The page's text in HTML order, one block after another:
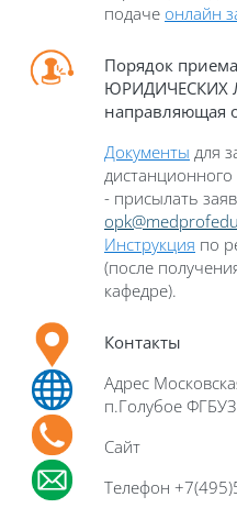
подаче онлайн
Порядок
ЮРИДИЧЕСКИХ
направляющая
Документы для
- присылать
Инструкция по
(после
кафедре).
Контакты
Адрес
п.Голубое
Сайт
Телефон